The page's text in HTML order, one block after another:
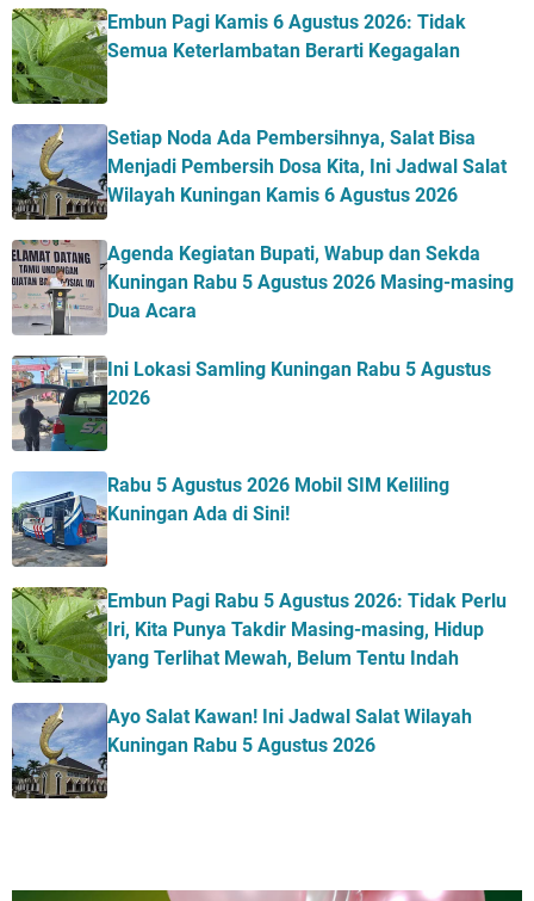
Embun Pagi Kamis 6 Agustus 2026: Tidak
Semua Keterlambatan Berarti Kegagalan
Setiap Noda Ada Pembersihnya, Salat Bisa
Menjadi Pembersih Dosa Kita, Ini Jadwal Salat
Wilayah Kuningan Kamis 6 Agustus 2026
Agenda Kegiatan Bupati, Wabup dan Sekda
Kuningan Rabu 5 Agustus 2026 Masing-masing
Dua Acara
Ini Lokasi Samling Kuningan Rabu 5 Agustus
2026
Rabu 5 Agustus 2026 Mobil SIM Keliling
Kuningan Ada di Sini!
Embun Pagi Rabu 5 Agustus 2026: Tidak Perlu
Iri, Kita Punya Takdir Masing-masing, Hidup
yang Terlihat Mewah, Belum Tentu Indah
Ayo Salat Kawan! Ini Jadwal Salat Wilayah
Kuningan Rabu 5 Agustus 2026